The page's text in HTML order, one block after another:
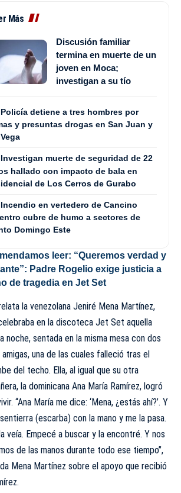
Más
Discusión familiar
termina en muerte de un
joven en Moca;
investigan a su tío
Policía detiene a tres hombres por
y presuntas drogas en San Juan y
Investigan muerte de seguridad de 22
hallado con impacto de bala en
de Los Cerros de Gurabo
Incendio en vertedero de Cancino
cubre de humo a sectores de
Domingo Este
leer: “Queremos verdad y
Padre Rogelio exige justicia a
de tragedia en Jet Set
la venezolana Jeniré Mena Martínez,
en la discoteca Jet Set aquella
noche, sentada en la misma mesa con dos
una de las cuales falleció tras el
del techo. Ella, al igual que su otra
la dominicana Ana María Ramírez, logró
“Ana María me dice: ‘Mena, ¿estás ahí?’. Y
(escarba) con la mano y me la pasa.
veía. Empecé a buscar y la encontré. Y nos
de las manos durante todo ese tiempo”,
Mena Martínez sobre el apoyo que recibió